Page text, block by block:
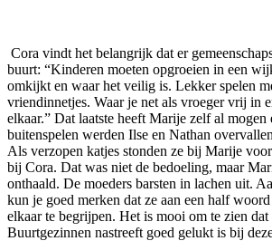
Cora vindt het belangrijk dat er
buurt: “Kinderen moeten opgroeien in een
omkijkt en waar het veilig is. Lekker spelen
vriendinnetjes. Waar je net als vroeger vrij in
elkaar.” Dat laatste heeft Marije zelf al mogen
buitenspelen werden Ilse en Nathan
Als verzopen katjes stonden ze bij Marije
bij Cora. Dat was niet de bedoeling, maar
onthaald. De moeders barsten in lachen uit.
kun je goed merken dat ze aan een half
elkaar te begrijpen. Het is mooi om te zien dat
Buurtgezinnen nastreeft goed gelukt is bij